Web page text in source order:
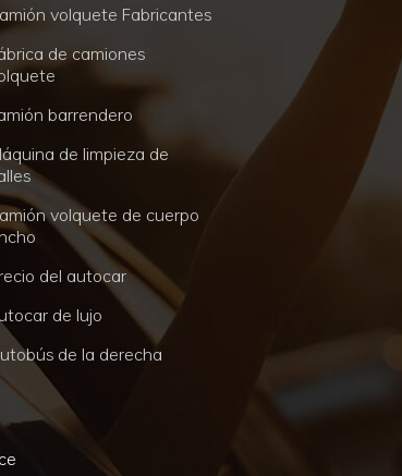
volquete Fabricantes
de camiones
barrendero
de limpieza de
volquete de cuerpo
del autocar
de lujo
de la derecha